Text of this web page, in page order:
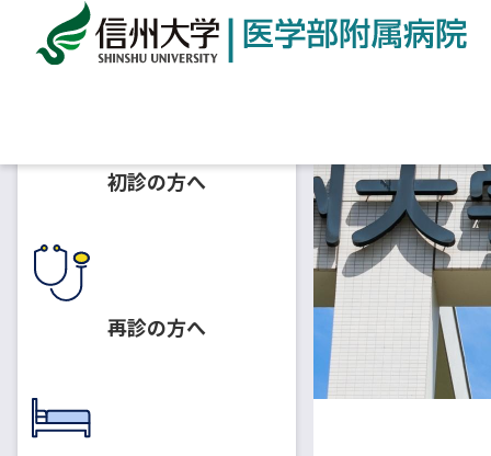
ホーム 病院について 病院医療機能情報 基本情
初診の方へ
再診の方へ